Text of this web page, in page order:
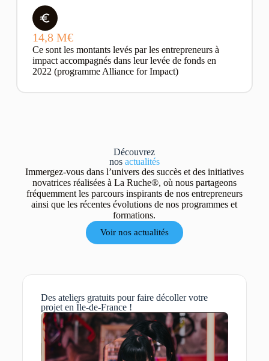
14,8 M€
Ce sont les montants levés par les entrepreneurs à
impact accompagnés dans leur levée de fonds en
2022 (programme Alliance for Impact)
Découvrez
nos actualités
Immergez-vous dans l’univers des succès et des initiatives
novatrices réalisées à La Ruche®, où nous partageons
fréquemment les parcours inspirants de nos entrepreneurs
ainsi que les récentes évolutions de nos programmes et
formations.
Voir nos actualités
Des ateliers gratuits pour faire décoller votre
projet en Île-de-France !